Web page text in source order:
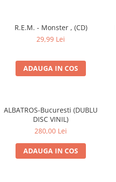
R.E.M. - Monster , (CD)
29,99 Lei
ADAUGA IN COS
ALBATROS-Bucuresti (DUBLU
DISC VINIL)
280,00 Lei
ADAUGA IN COS